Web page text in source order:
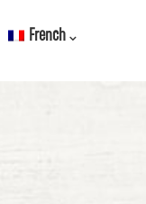
French